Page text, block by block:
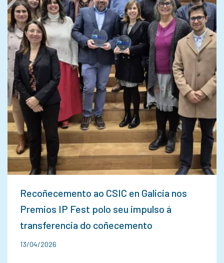
Recoñecemento ao CSIC en Galicia nos
Premios IP Fest polo seu impulso á
transferencia do coñecemento
13/04/2026